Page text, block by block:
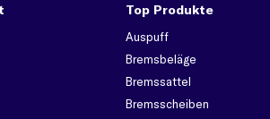
Top Produkte
Auspuff
Bremsbeläge
Bremssattel
Bremsscheiben